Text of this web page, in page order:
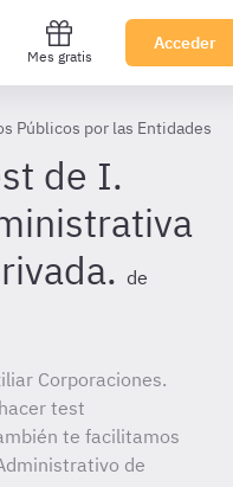
Mes gratis
Acceder
Públicos por las Entidades
de I.
de
Corporaciones.
test
te facilitamos
de